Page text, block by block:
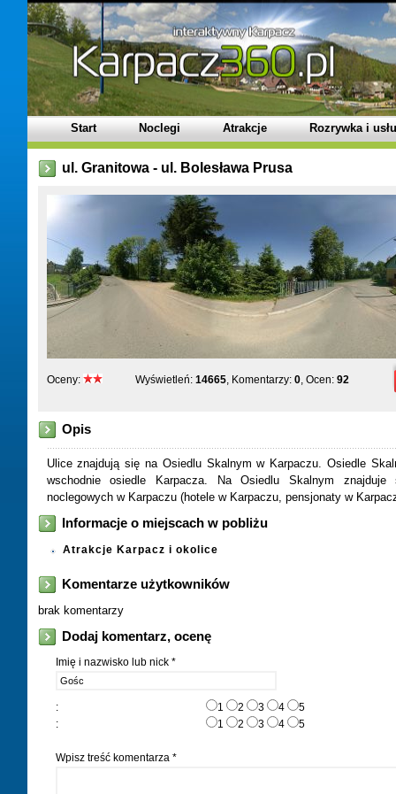
Start Noclegi Atrakcje Rozrywka i
ul. Granitowa - ul. Bolesława Prusa
Oceny: Wyświetleń: 14665, Komentarzy: 0, Ocen: 92
Opis
Ulice znajdują się na Osiedlu Skalnym w Karpaczu. Osiedle
wschodnie osiedle Karpacza. Na Osiedlu Skalnym
noclegowych w Karpaczu (hotele w Karpaczu, pensjonaty w
Informacje o miejscach w pobliżu
Atrakcje Karpacz i okolice
Komentarze użytkowników
brak komentarzy
Dodaj komentarz, ocenę
Imię i nazwisko lub nick *
: 1 2 3 4
5
:
1 2 3 4 5
Wpisz treść komentarza *